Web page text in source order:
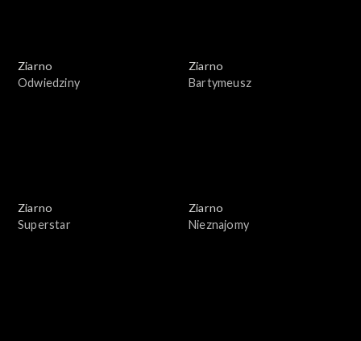
Ziarno
Odwiedziny
Ziarno
Bartymeusz
Ziarno
Superstar
Ziarno
Nieznajomy